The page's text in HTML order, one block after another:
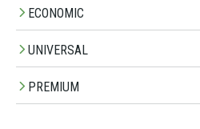
ECONOMIC
UNIVERSAL
PREMIUM